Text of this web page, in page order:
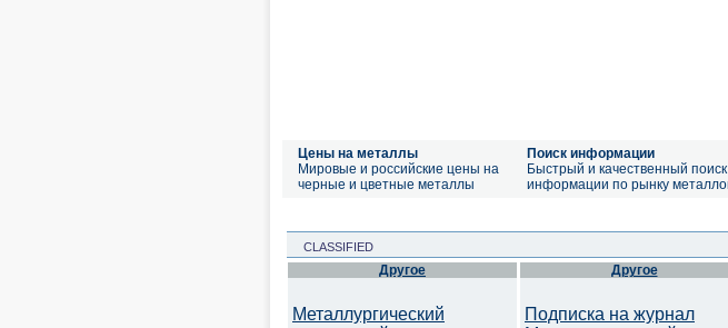
Цены на металлы
Мировые и российские цены на
черные и цветные металлы
Поиск информации
Быстрый и качественный поиск
информации по рынку
CLASSIFIED
Другое
Металлургический
Другое
Подписка на журнал